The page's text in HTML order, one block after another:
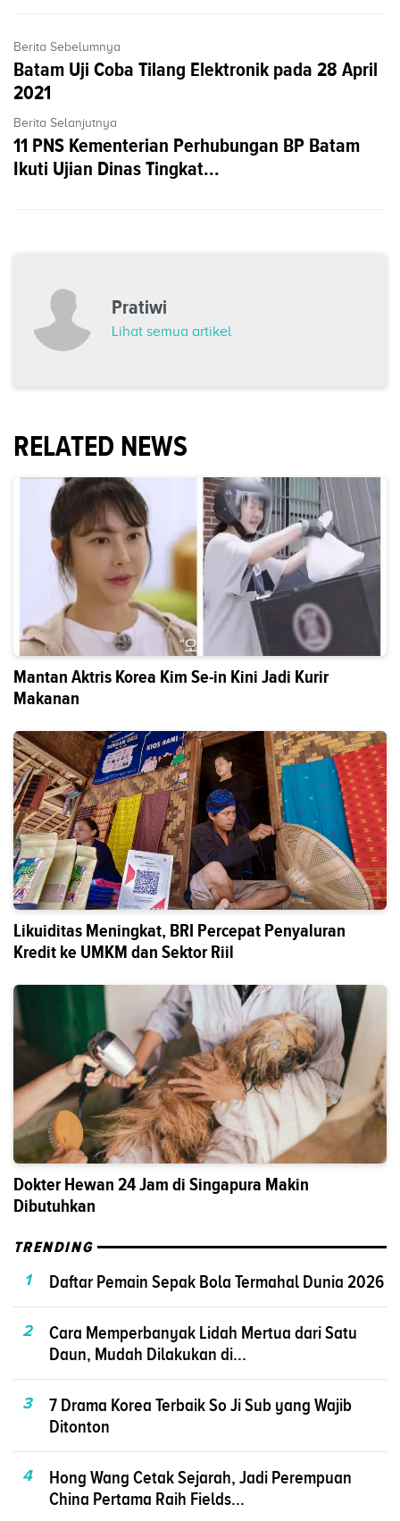
Berita Sebelumnya
Batam Uji Coba Tilang Elektronik pada 28 April
2021
Berita Selanjutnya
11 PNS Kementerian Perhubungan BP Batam
Ikuti Ujian Dinas Tingkat...
Pratiwi
Lihat semua artikel
RELATED NEWS
Mantan Aktris Korea Kim Se-in Kini Jadi Kurir
Makanan
Likuiditas Meningkat, BRI Percepat Penyaluran
Kredit ke UMKM dan Sektor Riil
Dokter Hewan 24 Jam di Singapura Makin
Dibutuhkan
TRENDING
1
Daftar Pemain Sepak Bola Termahal Dunia 2026
2
Cara Memperbanyak Lidah Mertua dari Satu
Daun, Mudah Dilakukan di...
3
7 Drama Korea Terbaik So Ji Sub yang Wajib
Ditonton
4
Hong Wang Cetak Sejarah, Jadi Perempuan
China Pertama Raih Fields...